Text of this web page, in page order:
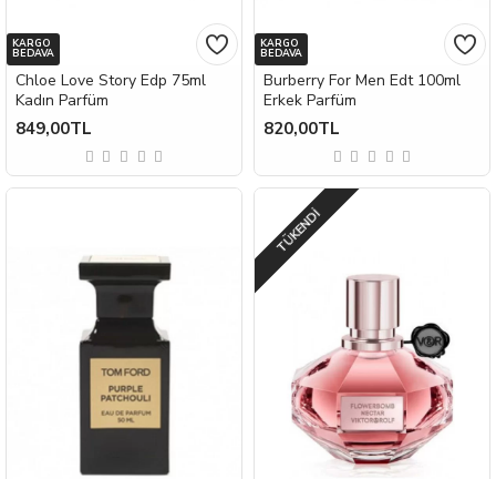
KARGO
BEDAVA
Chloe Love Story Edp 75ml
Kadın Parfüm
849,00TL
KARGO
BEDAVA
Burberry For Men Edt 100ml
Erkek Parfüm
820,00TL
TÜKENDI